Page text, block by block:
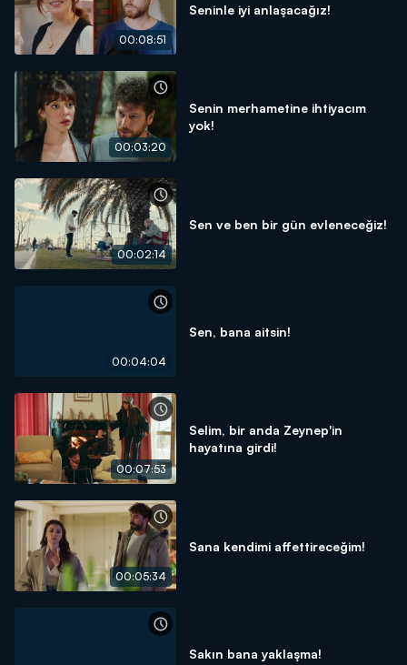
00:08:51
Seninle iyi anlaşacağız!
00:03:20
Senin merhametine ihtiyacım
yok!
00:02:14
Sen ve ben bir gün evleneceğiz!
00:04:04
Sen, bana aitsin!
00:07:53
Selim, bir anda Zeynep'in
hayatına girdi!
00:05:34
Sana kendimi affettireceğim!
Sakın bana yaklaşma!